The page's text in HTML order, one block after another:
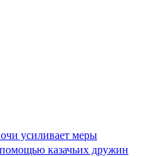
усиливает меры
казачьих дружин